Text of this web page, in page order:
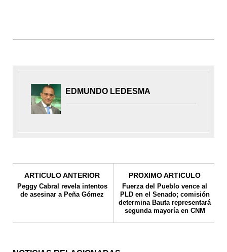
EDMUNDO LEDESMA
ARTICULO ANTERIOR
Peggy Cabral revela intentos
de asesinar a Peña Gómez
PROXIMO ARTICULO
Fuerza del Pueblo vence al
PLD en el Senado; comisión
determina Bauta representará
segunda mayoría en CNM